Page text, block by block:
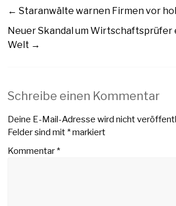
← Staranwälte warnen Firmen vor
Neuer Skandal um
Welt →
Schreibe einen Kommentar
Deine E-Mail-Adresse wird nicht
Felder sind mit*markiert
Kommentar*